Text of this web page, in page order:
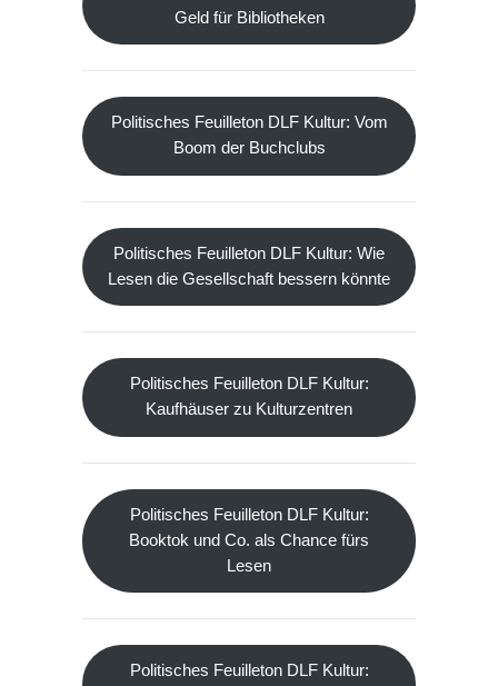
Geld für Bibliotheken
Politisches Feuilleton DLF Kultur: Vom
Boom der Buchclubs
Politisches Feuilleton DLF Kultur: Wie
Lesen die Gesellschaft bessern könnte
Politisches Feuilleton DLF Kultur:
Kaufhäuser zu Kulturzentren
Politisches Feuilleton DLF Kultur:
Booktok und Co. als Chance fürs
Lesen
Politisches Feuilleton DLF Kultur: